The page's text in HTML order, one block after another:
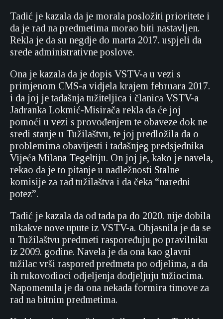
Tadić je kazala da je morala posložiti prioritete i
da je rad na predmetima morao biti nastavljen.
Rekla je da su negdje do marta 2017. uspjeli da
srede administrativne poslove.
Ona je kazala da je dopis VSTV-a u vezi s
primjenom CMS-a vidjela krajem februara 2017.
i da joj je tadašnja tužiteljica i članica VSTV-a
Jadranka Lokmić-Misirača rekla da će joj
pomoći u vezi s provođenjem te obaveze dok ne
sredi stanje u Tužilaštvu, te joj predložila da o
problemima obavijesti i tadašnjeg predsjednika
Vijeća Milana Tegeltiju. On joj je, kako je navela,
rekao da je to pitanje u nadležnosti Stalne
komisije za rad tužilaštva i da čeka “naredni
potez”.
Tadić je kazala da od tada pa do 2020. nije dobila
nikakve nove upute iz VSTV-a. Objasnila je da se
u Tužilaštvu predmeti raspoređuju po pravilniku
iz 2009. godine. Navela je da ona kao glavni
tužilac vrši raspored predmeta po odjelima, a da
ih rukovodioci odjeljenja dodjeljuju tužiocima.
Napomenula je da ona nekada formira timove za
rad na bitnim predmetima.